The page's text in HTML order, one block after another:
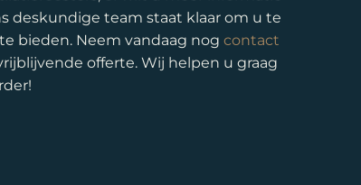
deskundige team staat klaar om u te
bieden. Neem vandaag nog contact
offerte. Wij helpen u graag